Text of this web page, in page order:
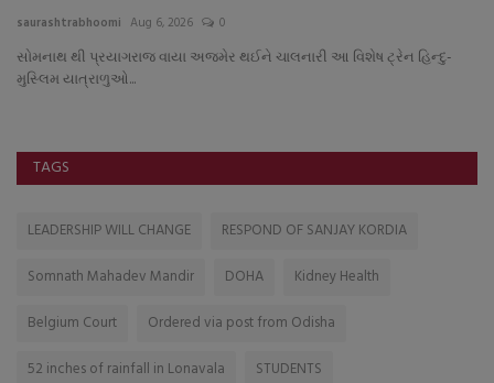
saurashtrabhoomi Aug 6, 2026 0
સોમનાથ થી પ્રયાગરાજ વાયા અજમેર થઈને ચાલનારી આ વિશેષ ટ્રેન હિન્દુ-
મુસ્લિમ યાત્રાળુઓ...
TAGS
LEADERSHIP WILL CHANGE
RESPOND OF SANJAY KORDIA
Somnath Mahadev Mandir
DOHA
Kidney Health
Belgium Court
Ordered via post from Odisha
52 inches of rainfall in Lonavala
STUDENTS